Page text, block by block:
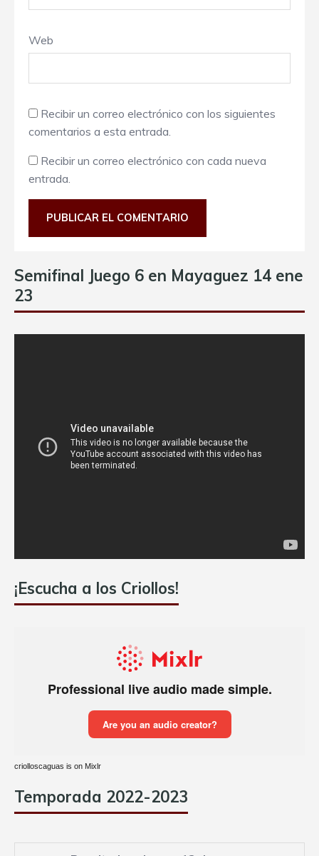
Web
Recibir un correo electrónico con los siguientes
comentarios a esta entrada.
Recibir un correo electrónico con cada nueva
entrada.
Semifinal Juego 6 en Mayaguez 14 ene
23
¡Escucha a los Criollos!
criolloscaguas is on Mixlr
Temporada 2022-2023